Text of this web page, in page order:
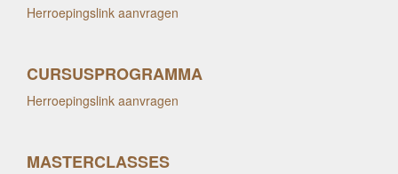
Herroepingslink aanvragen
CURSUSPROGRAMMA
Herroepingslink aanvragen
MASTERCLASSES